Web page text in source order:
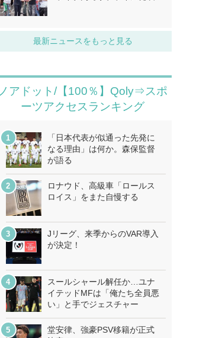
最新ニュースをもっと見る
ノアドット/【100％】Qoly⇒スポ
ーツアクセスランキング
「日本代表が似通った先発に
なる理由」は何か。森保監督
が語る
ロナウド、高級車「ロールス
ロイス」をまた自慢する
Jリーグ、来季からのVAR導入
が決定！
スールシャール解任か…ユナ
イテッドMFは「俺たち全員悪
い」と手でジェスチャー
堂安律、強豪PSV移籍が正式